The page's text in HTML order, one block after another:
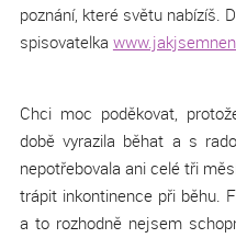
poznání, které světu nabízíš.
spisovatelka
Chci moc poděkovat,
době vyrazila běhat a s
nepotřebovala ani celé tři
trápit inkontinence při běhu.
a to rozhodně nejsem